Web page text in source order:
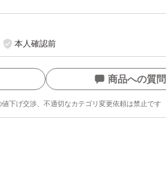
本人確認前
商品への質問
下げ交渉、不適切なカテゴリ変更依頼は禁止です